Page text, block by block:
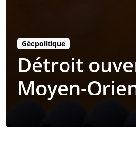
Géopolitique
Détroit
Moyen-